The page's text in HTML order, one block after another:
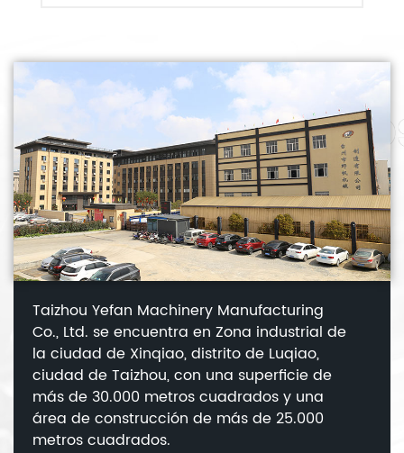
Taizhou Yefan Machinery Manufacturing
Co., Ltd. se encuentra en Zona industrial de
la ciudad de Xinqiao, distrito de Luqiao,
ciudad de Taizhou, con una superficie de
más de 30.000 metros cuadrados y una
área de construcción de más de 25.000
metros cuadrados.